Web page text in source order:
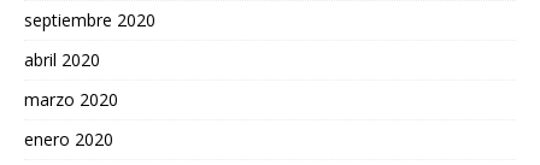
septiembre 2020
abril 2020
marzo 2020
enero 2020